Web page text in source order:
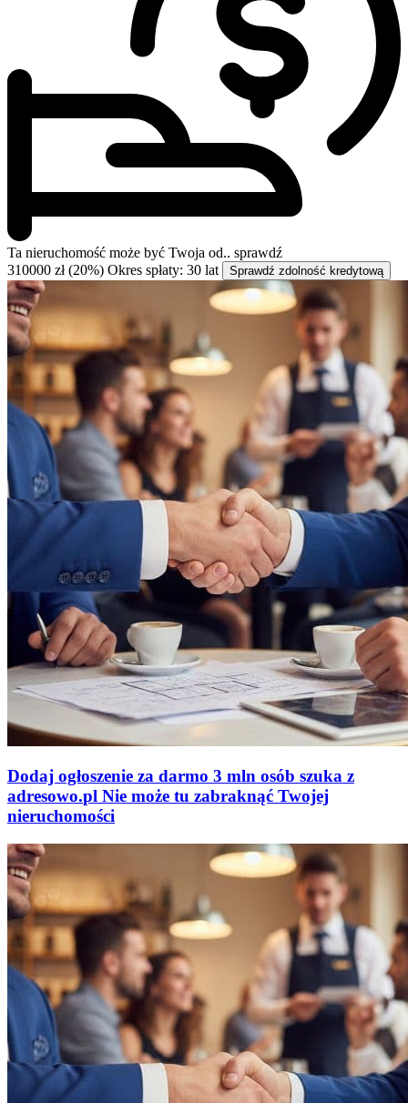
Ta nieruchomość może być Twoja od.. sprawdź
310000 zł (20%) Okres spłaty: 30 lat Sprawdź zdolność kredytową
Dodaj ogłoszenie za darmo 3 mln osób szuka z
adresowo.pl Nie może tu zabraknąć Twojej
nieruchomości